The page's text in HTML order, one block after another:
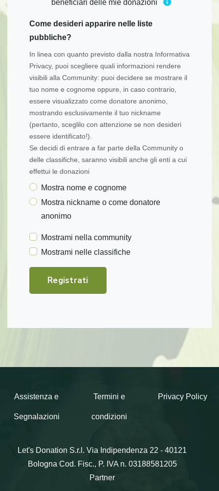
beneficiari delle mie donazioni
Come desideri apparire nelle liste
pubbliche?
In linea con quanto previsto dalla nostra Informativa
Privacy, puoi scegliere quali informazioni rendere
visibili alla Community: puoi decidere se mostrare il
tuo nome e cognome oppure, in caso contrario,
essere visualizzato come donatore anonimo,
mostrando esclusivamente il tuo nickname
(pertanto, sceglilo con attenzione se non desideri
essere identificato!).
Se decidi di entrare a far parte della Community o
delle classifiche, saranno visibili anche gli enti a cui
effettui le donazioni
Mostra nome e cognome
Mostra nickname o come donatore
anonimo
Mostrami nella community
Mostrami nelle classifiche
Registrati
Assistenza e
Segnalazioni
Termini e
condizioni
Privacy Policy
Let's Donation S.r.l. Via Indipendenza 22 - 40121
Bologna Cod. Fisc., P. IVA n. 03188581205
Partner